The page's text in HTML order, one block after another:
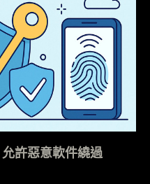
許惡意軟件繞過